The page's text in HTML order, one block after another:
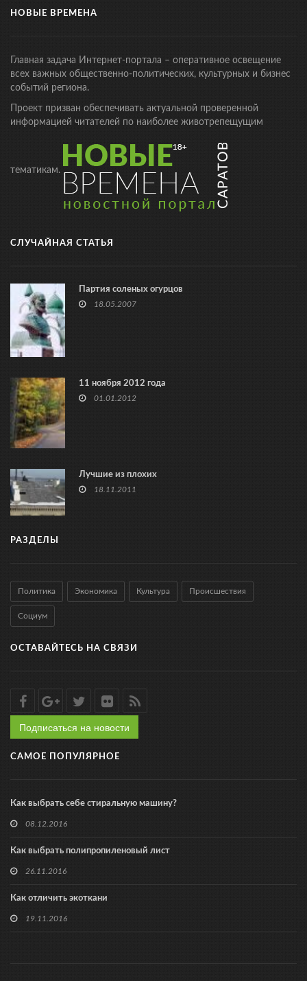
НОВЫЕ ВРЕМЕНА
Главная задача Интернет-портала – оперативное освещение
всех важных общественно-политических, культурных и бизнес
событий региона.
Проект призван обеспечивать актуальной проверенной
информацией читателей по наиболее животрепещущим
тематикам.
СЛУЧАЙНАЯ СТАТЬЯ
Партия соленых огурцов
18.05.2007
11 ноября 2012 года
01.01.2012
Лучшие из плохих
18.11.2011
РАЗДЕЛЫ
Политика Экономика Культура Происшествия
Социум
ОСТАВАЙТЕСЬ НА СВЯЗИ
Подписаться на новости
САМОЕ ПОПУЛЯРНОЕ
Как выбрать себе стиральную машину?
08.12.2016
Как выбрать полипропиленовый лист
26.11.2016
Как отличить экоткани
19.11.2016